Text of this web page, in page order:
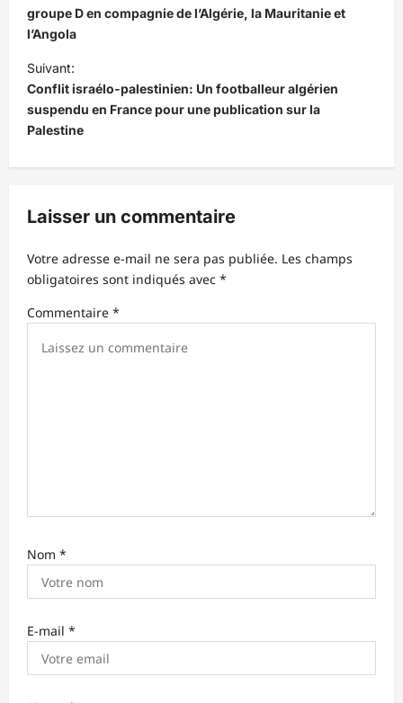
v
i
g
a
t
n
’
r
groupe D en compagnie de l’Algérie, la Mauritanie et
l’Angola
Suivant:
Conflit israélo-palestinien: Un footballeur algérien
suspendu en France pour une publication sur la
Palestine
Laisser un commentaire
Votre adresse e-mail ne sera pas publiée. Les champs
obligatoires sont indiqués avec *
Commentaire *
Nom *
E-mail *